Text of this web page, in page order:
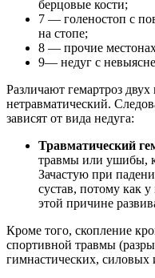
берцовые кости;
7 — голеностоп с
на стопе;
8 — прочие
9— недуг с
Различают гемартроз
нетравматический.
зависят от вида недуга:
Травматический
травмы или ушибы,
Зачастую при
сустав, потому как
этой причине
Кроме того, скопление
спортивной травмы
гимнастических, силовых